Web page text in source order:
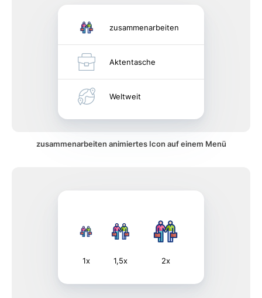
zusammenarbeiten
Aktentasche
Weltweit
zusammenarbeiten animiertes Icon auf einem Menü
1x 1,5x 2x